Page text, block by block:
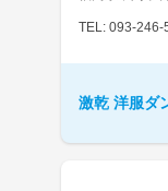
TEL: 093-246-
激乾 洋服ダ